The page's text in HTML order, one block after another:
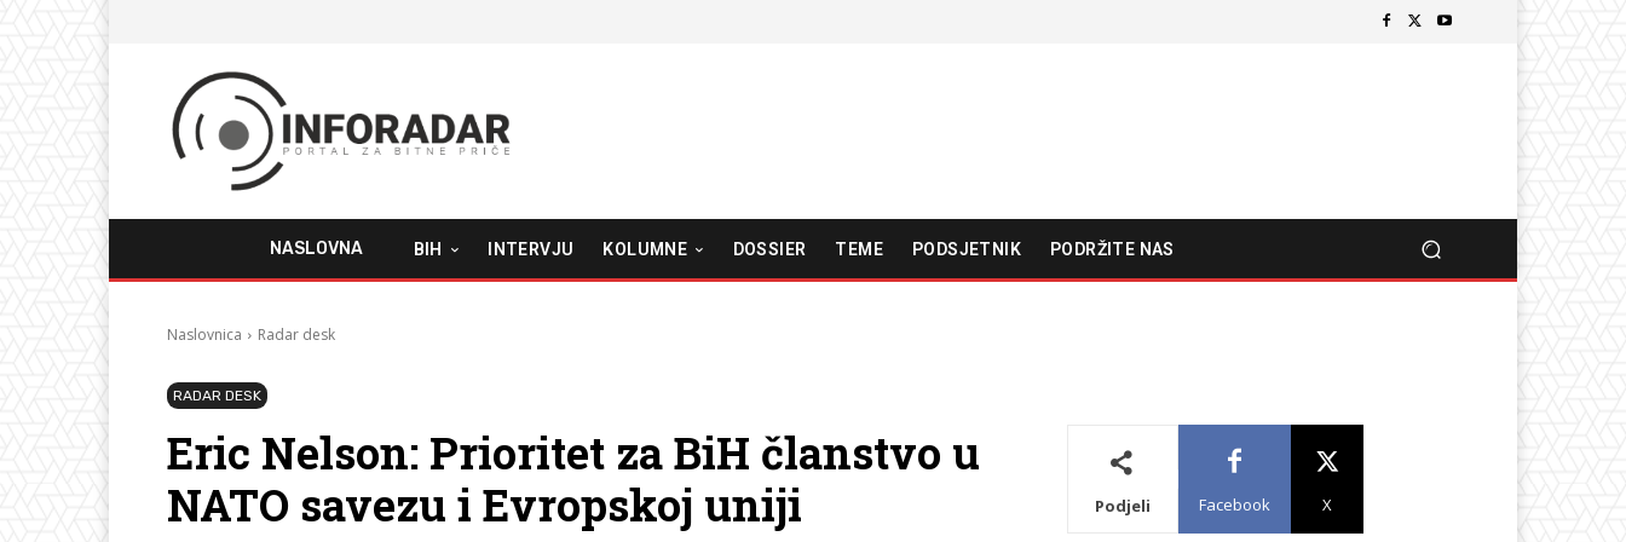
NASLOVNA BIH INTERVJU KOLUMNE DOSSIER TEME PODSJETNIK PODRŽITE NAS
Naslovnica Radar desk
RADAR DESK
Eric Nelson: Prioritet za BiH članstvo u
NATO savezu i Evropskoj uniji
Podjeli Facebook X